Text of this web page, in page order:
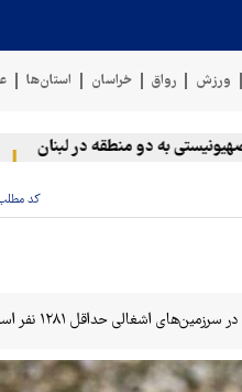
ورزش رواق خراسان استان‌ها
به دو منطقه در لبنان
کد
اشغالی حداقل ۱۲۸۱ نفر است.